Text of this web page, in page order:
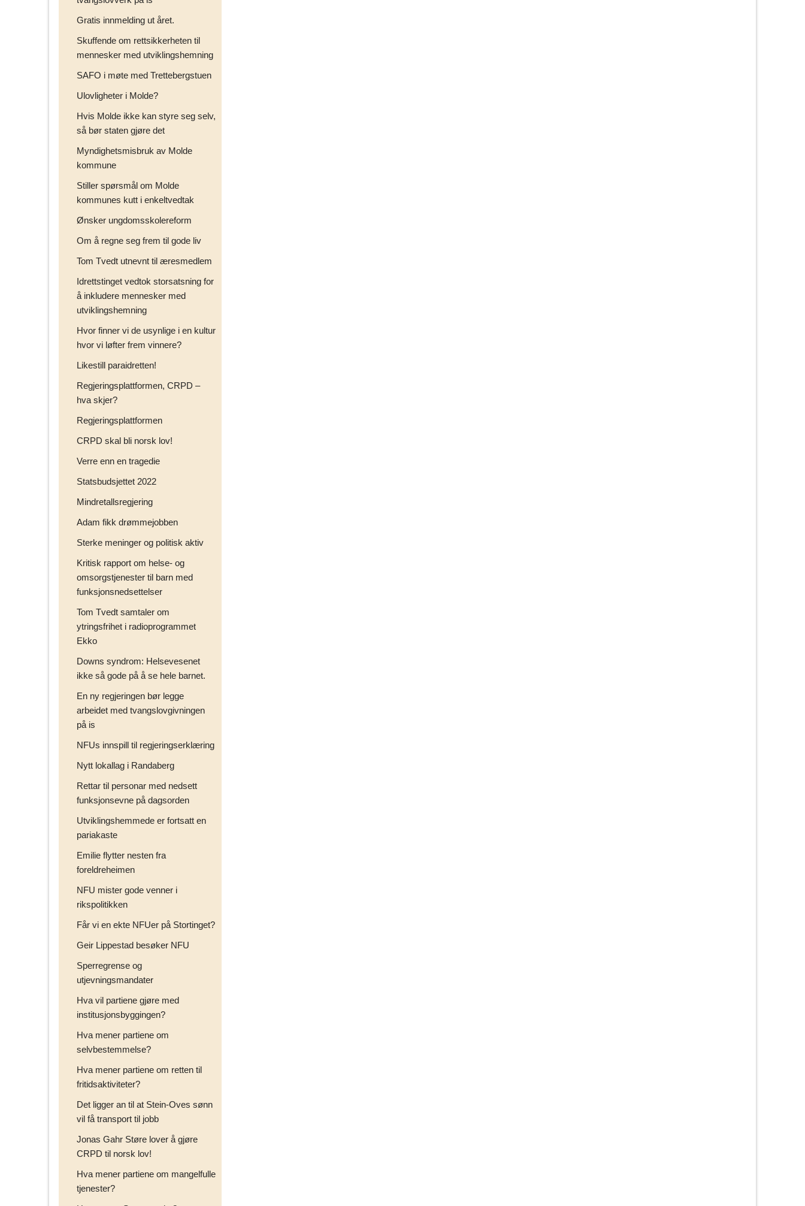
Gratis innmelding ut året.
Skuffende om rettsikkerheten til
mennesker med utviklingshemning
SAFO i møte med Trettebergstuen
Ulovligheter i Molde?
Hvis Molde ikke kan styre seg selv,
så bør staten gjøre det
Myndighetsmisbruk av Molde
kommune
Stiller spørsmål om Molde
kommunes kutt i enkeltvedtak
Ønsker ungdomsskolereform
Om å regne seg frem til gode liv
Tom Tvedt utnevnt til æresmedlem
Idrettstinget vedtok storsatsning for
å inkludere mennesker med
utviklingshemning
Hvor finner vi de usynlige i en kultur
hvor vi løfter frem vinnere?
Likestill paraidretten!
Regjeringsplattformen, CRPD –
hva skjer?
Regjeringsplattformen
CRPD skal bli norsk lov!
Verre enn en tragedie
Statsbudsjettet 2022
Mindretallsregjering
Adam fikk drømmejobben
Sterke meninger og politisk aktiv
Kritisk rapport om helse- og
omsorgstjenester til barn med
funksjonsnedsettelser
Tom Tvedt samtaler om
ytringsfrihet i radioprogrammet
Ekko
Downs syndrom: Helsevesenet
ikke så gode på å se hele barnet.
En ny regjeringen bør legge
arbeidet med tvangslovgivningen
på is
NFUs innspill til regjeringserklæring
Nytt lokallag i Randaberg
Rettar til personar med nedsett
funksjonsevne på dagsorden
Utviklingshemmede er fortsatt en
pariakaste
Emilie flytter nesten fra
foreldreheimen
NFU mister gode venner i
rikspolitikken
Får vi en ekte NFUer på Stortinget?
Geir Lippestad besøker NFU
Sperregrense og
utjevningsmandater
Hva vil partiene gjøre med
institusjonsbyggingen?
Hva mener partiene om
selvbestemmelse?
Hva mener partiene om retten til
fritidsaktiviteter?
Det ligger an til at Stein-Oves sønn
vil få transport til jobb
Jonas Gahr Støre lover å gjøre
CRPD til norsk lov!
Hva mener partiene om mangelfulle
tjenester?